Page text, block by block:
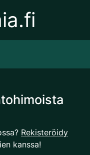
Rekisteröidy
kanssa!